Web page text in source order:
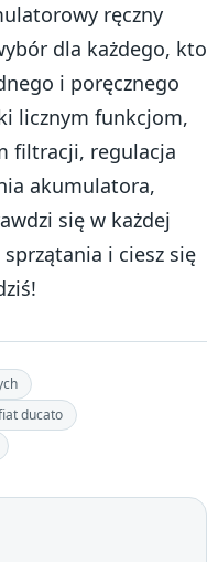
ręczny
dla każdego, kto
i poręcznego
licznym funkcjom,
filtracji, regulacja
akumulatora,
się w każdej
i ciesz się
ducato